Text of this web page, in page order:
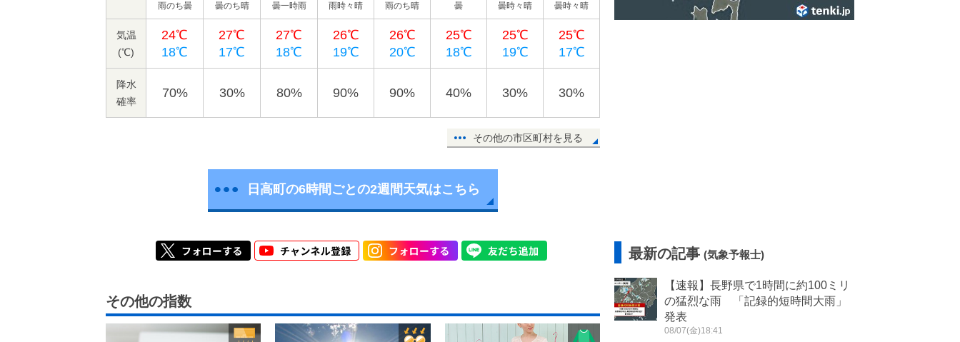
雨のち曇 曇のち晴 曇一時雨 雨時々晴 雨のち晴 曇 曇時々晴 曇時々晴
気温
(℃)
24℃
18℃
27℃
17℃
27℃
18℃
26℃
19℃
26℃
20℃
25℃
18℃
25℃
19℃
25℃
17℃
降水
確率
70% 30% 80% 90% 90% 40% 30% 30%
その他の市区町村を見る
日高町の6時間ごとの2週間天気はこちら
その他の指数
最新の記事 (気象予報士)
【速報】長野県で1時間に約100ミリ
の猛烈な雨 「記録的短時間大雨」
発表
08/07(金)18:41